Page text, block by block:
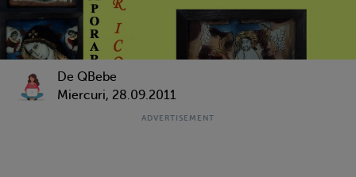
De QBebe
Miercuri, 28.09.2011